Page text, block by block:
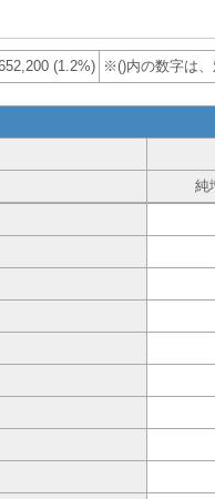
(1.2%) ※()内の数字は、
純